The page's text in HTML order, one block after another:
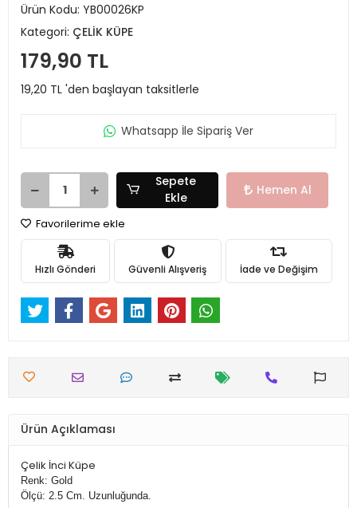
Ürün Kodu: YB00026KP
Kategori: ÇELİK KÜPE
179,90 TL
19,20 TL 'den başlayan taksitlerle
Whatsapp İle Sipariş Ver
Sepete
Ekle
Hemen Al
Favorilerime ekle
Hızlı Gönderi Güvenli Alışveriş İade ve Değişim
Ürün Açıklaması
Çelik İnci Küpe
Renk: Gold
Ölçü: 2.5 Cm. Uzunluğunda.